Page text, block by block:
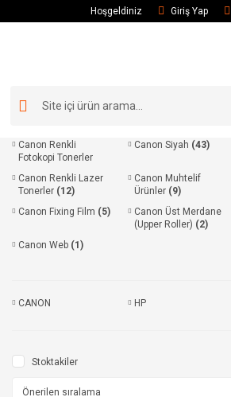
Hoşgeldiniz Giriş Yap
Canon Renkli
Fotokopi Tonerler
Canon Siyah (43)
Canon Renkli Lazer
Tonerler (12)
Canon Muhtelif
Ürünler (9)
Canon Fixing Film (5)
Canon Üst Merdane
(Upper Roller) (2)
Canon Web (1)
CANON HP
Stoktakiler